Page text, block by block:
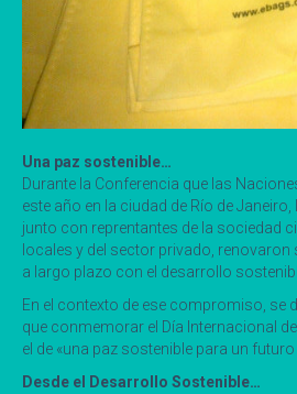
Una paz sostenible…
Durante la Conferencia que las
este año en la ciudad de Río de
junto con reprentantes de la sociedad
locales y del sector privado,
a largo plazo con el desarrollo
En el contexto de ese compromiso, se
que conmemorar el Día Internacional
el de «una paz sostenible para un
Desde el Desarrollo Sostenible…